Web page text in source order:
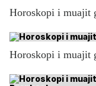
Horoskopi i muajit
Horoskopi i muajit